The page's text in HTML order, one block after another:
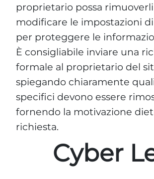
proprietario possa
modificare le impostazioni
per proteggere le
È consigliabile inviare una
formale al proprietario del
spiegando chiaramente
specifici devono essere
fornendo la motivazione
richiesta.
Cyber